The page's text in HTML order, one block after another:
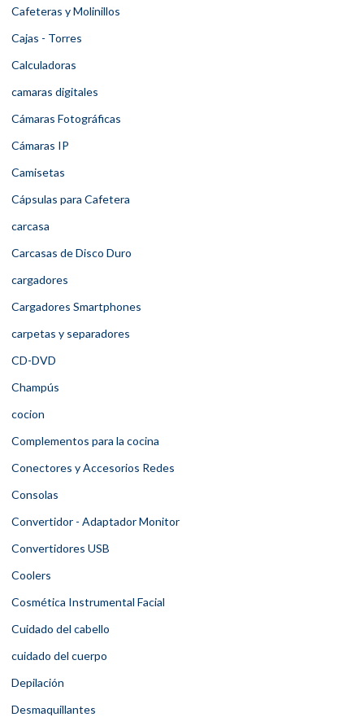
Cafeteras y Molinillos
Cajas - Torres
Calculadoras
camaras digitales
Cámaras Fotográficas
Cámaras IP
Camisetas
Cápsulas para Cafetera
carcasa
Carcasas de Disco Duro
cargadores
Cargadores Smartphones
carpetas y separadores
CD-DVD
Champús
cocion
Complementos para la cocina
Conectores y Accesorios Redes
Consolas
Convertidor - Adaptador Monitor
Convertidores USB
Coolers
Cosmética Instrumental Facial
Cuidado del cabello
cuidado del cuerpo
Depilación
Desmaquillantes